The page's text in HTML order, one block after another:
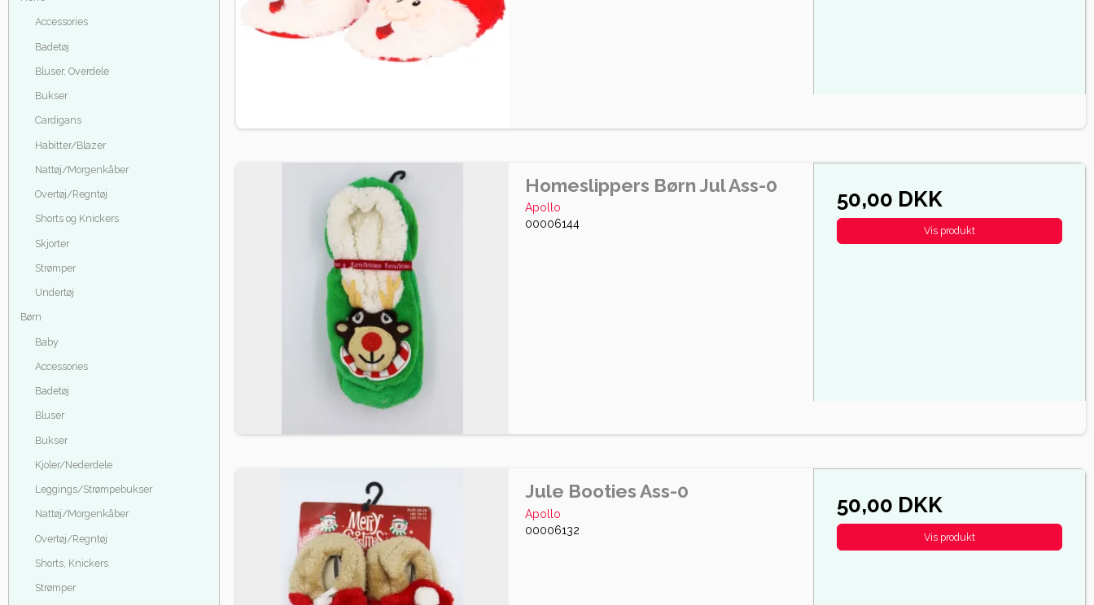
Accessories
Badetøj
Bluser, Overdele
Bukser
Cardigans
Habitter/Blazer
Nattøj/Morgenkåber
Overtøj/Regntøj
Shorts og Knickers
Skjorter
Strømper
Undertøj
Børn
Baby
Accessories
Badetøj
Bluser
Bukser
Kjoler/Nederdele
Leggings/Strømpebukser
Nattøj/Morgenkåber
Overtøj/Regntøj
Shorts, Knickers
Strømper
Homeslippers Børn Jul Ass-0
Apollo
00006144
50,00 DKK
Vis produkt
Jule Booties Ass-0
Apollo
00006132
50,00 DKK
Vis produkt